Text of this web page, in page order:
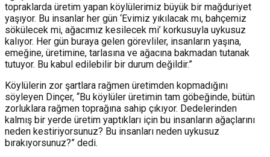
topraklarda üretim yapan köylülerimiz büyük bir mağduriyet
yaşıyor. Bu insanlar her gün ‘Evimiz yıkılacak mı, bahçemiz
sökülecek mi, ağacımız kesilecek mi’ korkusuyla uykusuz
kalıyor. Her gün buraya gelen görevliler, insanların yaşına,
emeğine, üretimine, tarlasına ve ağacına bakmadan tutanak
tutuyor. Bu kabul edilebilir bir durum değildir.”
Köylülerin zor şartlara rağmen üretimden kopmadığını
söyleyen Dinçer, “Bu köylüler üretimin tam göbeğinde, bütün
zorluklara rağmen toprağına sahip çıkıyor. Dedelerinden
kalmış bir yerde üretim yaptıkları için bu insanların ağaçlarını
neden kestiriyorsunuz? Bu insanları neden uykusuz
bırakıyorsunuz?” dedi.